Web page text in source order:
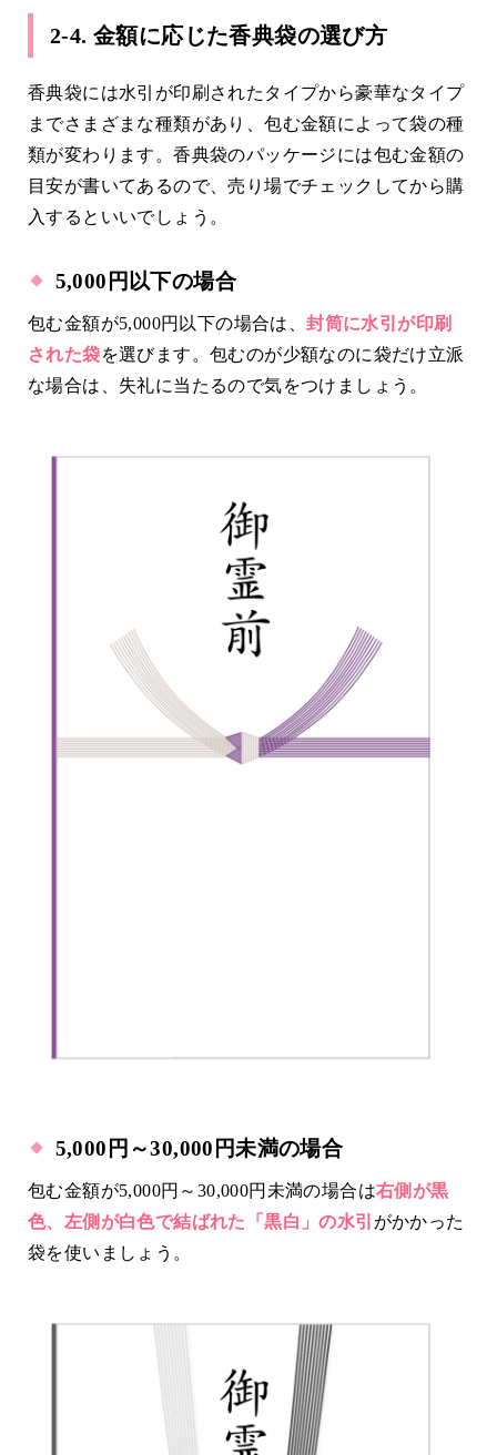
2-4. 金額に応じた香典袋の選び方
香典袋には水引が印刷されたタイプから豪華なタイプ
までさまざまな種類があり、包む金額によって袋の種
類が変わります。香典袋のパッケージには包む金額の
目安が書いてあるので、売り場でチェックしてから購
入するといいでしょう。
5,000円以下の場合
包む金額が5,000円以下の場合は、封筒に水引が印刷
された袋を選びます。包むのが少額なのに袋だけ立派
な場合は、失礼に当たるので気をつけましょう。
5,000円～30,000円未満の場合
包む金額が5,000円～30,000円未満の場合は右側が黒
色、左側が白色で結ばれた「黒白」の水引 がかかった
袋を使いましょう。